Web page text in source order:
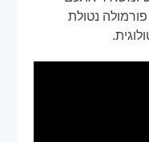
נטולת